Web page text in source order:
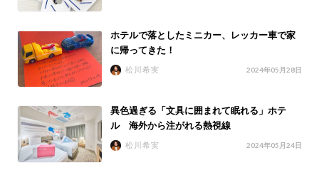
ホテルで落としたミニカー、レッカー車で家
に帰ってきた！
松川希実 2024年05月28日
異色過ぎる「文具に囲まれて眠れる」ホテ
ル 海外から注がれる熱視線
松川希実 2024年05月24日